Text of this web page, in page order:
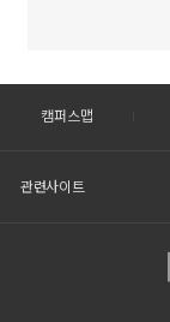
캠퍼스맵
관련사이트